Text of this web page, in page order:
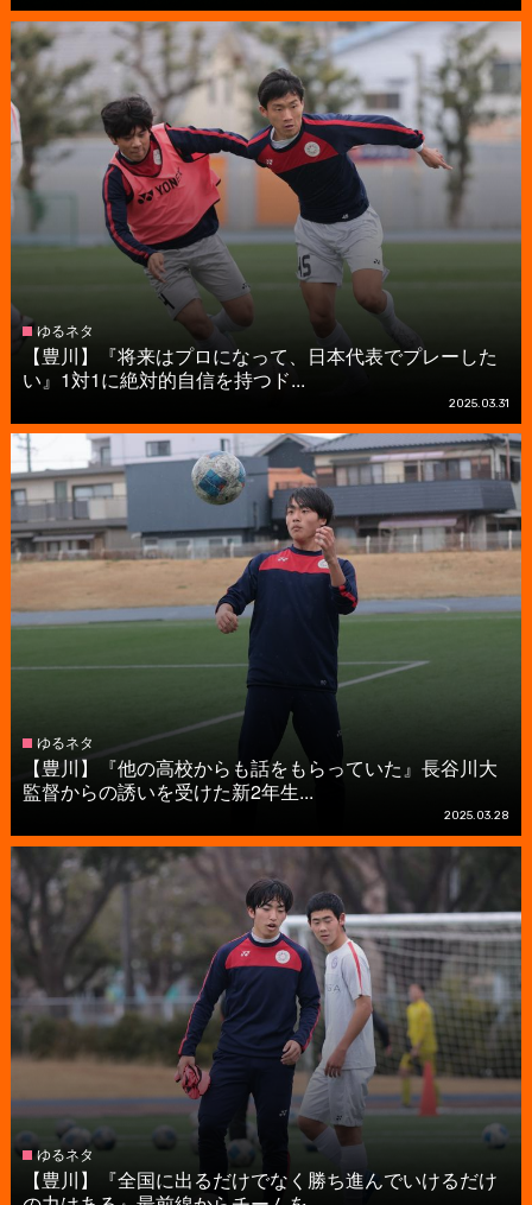
ゆるネタ
【豊川】『将来はプロになって、日本代表でプレーした
い』1対1に絶対的自信を持つド...
2025.03.31
ゆるネタ
【豊川】『他の高校からも話をもらっていた』長谷川大
監督からの誘いを受けた新2年生...
2025.03.28
ゆるネタ
【豊川】『全国に出るだけでなく勝ち進んでいけるだけ